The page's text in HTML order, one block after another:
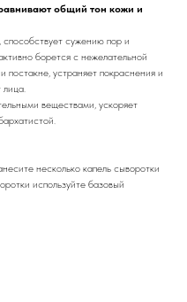
общий тон кожи и
способствует сужению пор и
борется с нежелательной
постакне, устраняет покраснения и
лица.
веществами, ускоряет
несколько капель сыворотки
используйте базовый